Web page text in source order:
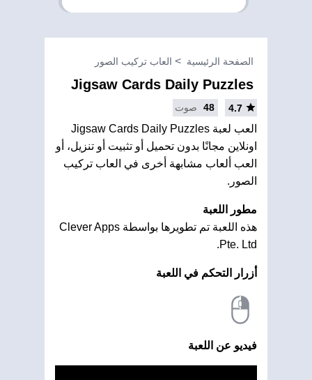
الصفحة الرئيسية العاب تركيب الصور
Jigsaw Cards Daily Puzzles
4.7
48 صوت
العب لعبة Jigsaw Cards Daily Puzzles
اونلاين مجانًا بدون تحميل أو تثبيت أو تنزيل، أو
العب ألعاب مشابهة أخرى في العاب تركيب
الصور.
مطور اللعبة
هذه اللعبة تم تطويرها بواسطة Clever Apps
Pte. Ltd.
أزرار التحكم في اللعبة
فيديو عن اللعبة